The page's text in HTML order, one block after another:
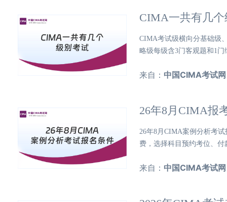
CIMA一共有几
CIMA考试级横向分基础级
略级每级含3门客观题和1
来自： 中国CIMA考试网
26年8月CIMA报
26年8月CIMA案例分析考
费，选择科目预约考位、
来自： 中国CIMA考试网